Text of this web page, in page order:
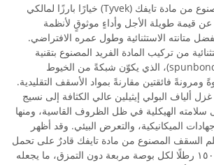
تُعتبر فيلم السقف المصنوع من مادة تايفك (Tyvek) خيارًا بارزًا لمالكي
عن قيمة طويلة الأجل وأداءٍ موثوقٍ لأنظمة
متانته الاستثنائية وطول عمره الافتراضي.
من تركيب المادة الفريد المصنوع بتقنية
التشابك الدوراني (spunbonded)، الذي يكوّن شبكةً من الخيوط
ومرونةً فائقتين مقارنةً بمواد الأسقف التقليدية.
ألياف البولي إيثيلين عالي الكثافة إلى نسيج
الهيكلية في ظل الظروف القاسية، ومنها
الميكانيكية، والتعرض البيئي. وقد أظهر
السقف المصنوع من مادة تايفك قادرٌ على تحمل
قوى الشد التي تتجاوز ١٥٠ رطلًا لكل بوصة مربعة دون التمزق، ما يجعله